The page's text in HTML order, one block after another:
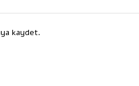
kaydet.